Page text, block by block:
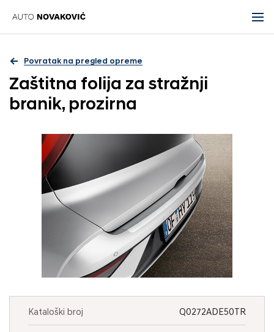
Povratak na pregled opreme
Zaštitna folija za stražnji
branik, prozirna
Kataloški broj Q0272ADE50TR